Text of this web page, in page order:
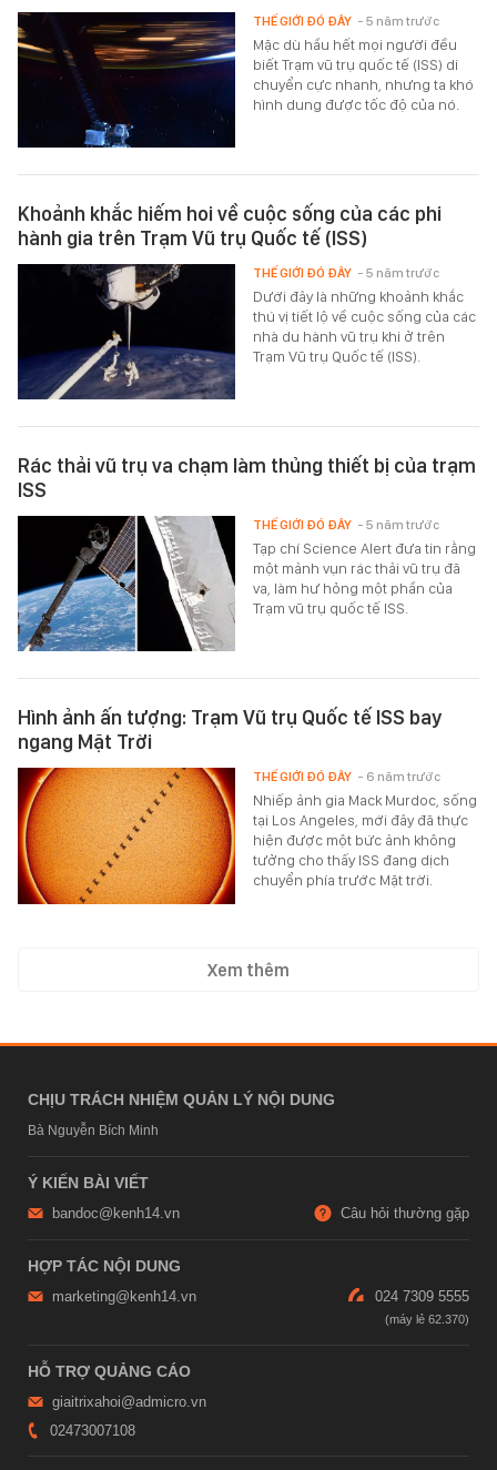
Mặc dù hầu hết mọi người đều
biết Trạm vũ trụ quốc tế (ISS) di
chuyển cực nhanh, nhưng ta khó
hình dung được tốc độ của nó.
THẾ GIỚI ĐÓ ĐÂY - 5 năm trước
Khoảnh khắc hiếm hoi về cuộc sống của các phi
hành gia trên Trạm Vũ trụ Quốc tế (ISS)
Dưới đây là những khoảnh khắc
thú vị tiết lộ về cuộc sống của các
nhà du hành vũ trụ khi ở trên
Trạm Vũ trụ Quốc tế (ISS).
THẾ GIỚI ĐÓ ĐÂY - 5 năm trước
Rác thải vũ trụ va chạm làm thủng thiết bị của trạm
ISS
Tạp chí Science Alert đưa tin rằng
một mảnh vụn rác thải vũ trụ đã
va, làm hư hỏng một phần của
Trạm vũ trụ quốc tế ISS.
THẾ GIỚI ĐÓ ĐÂY - 5 năm trước
Hình ảnh ấn tượng: Trạm Vũ trụ Quốc tế ISS bay
ngang Mặt Trời
Nhiếp ảnh gia Mack Murdoc, sống
tại Los Angeles, mới đây đã thực
hiện được một bức ảnh không
tưởng cho thấy ISS đang dịch
chuyển phía trước Mặt trời.
THẾ GIỚI ĐÓ ĐÂY - 6 năm trước
Xem thêm
CHỊU TRÁCH NHIỆM QUẢN LÝ NỘI DUNG
Bà Nguyễn Bích Minh
Ý KIẾN BÀI VIẾT
bandoc@kenh14.vn Câu hỏi thường gặp
HỢP TÁC NỘI DUNG
marketing@kenh14.vn 024 7309 5555
HỖ TRỢ QUẢNG CÁO
giaitrixahoi@admicro.vn
02473007108